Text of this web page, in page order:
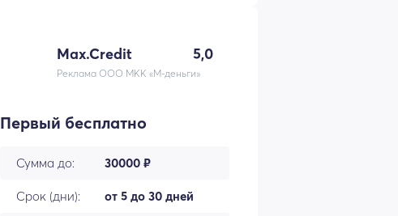
Max.Credit 5,0
Реклама ООО МКК «М-деньги»
Первый бесплатно
Сумма до: 30000 ₽
Срок (дни): от 5 до 30 дней